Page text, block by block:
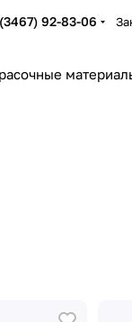
92-83-06